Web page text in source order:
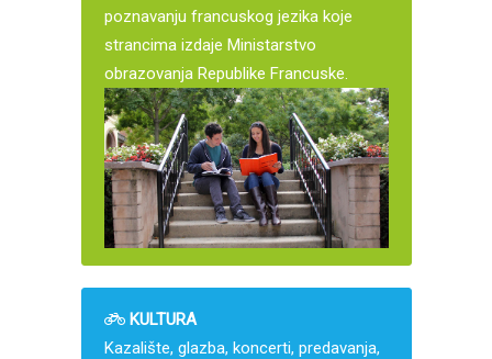
poznavanju francuskog jezika koje
strancima izdaje Ministarstvo
obrazovanja Republike Francuske.
KULTURA
Kazalište, glazba, koncerti, predavanja,